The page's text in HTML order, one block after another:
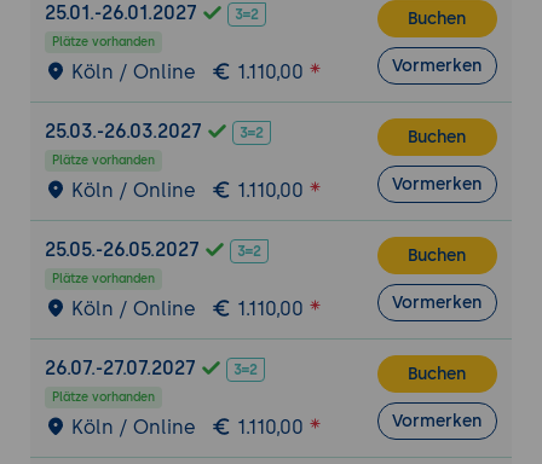
25.01.-26.01.2027
Plätze vorhanden
Köln / Online 1.110,00
Buchen
Vormerken
25.03.-26.03.2027
Plätze vorhanden
Köln / Online 1.110,00
Buchen
Vormerken
25.05.-26.05.2027
Plätze vorhanden
Köln / Online 1.110,00
Buchen
Vormerken
26.07.-27.07.2027
Plätze vorhanden
Köln / Online 1.110,00
Buchen
Vormerken